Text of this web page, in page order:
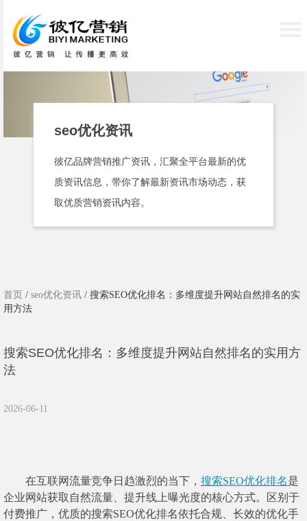
seo优化资讯
彼亿品牌营销推广资讯，汇聚全平台最新的优
质资讯信息，带你了解最新资讯市场动态，获
取优质营销资讯内容。
首页 / seo优化资讯 / 搜索SEO优化排名：多维度提升网站自然排名的实
用方法
搜索SEO优化排名：多维度提升网站自然排名的实用方
法
2026-06-11
在互联网流量竞争日趋激烈的当下， 搜索SEO优化排名是
企业网站获取自然流量、提升线上曝光度的核心方式。区别于
付费推广，优质的搜索SEO优化排名依托合规、长效的优化手